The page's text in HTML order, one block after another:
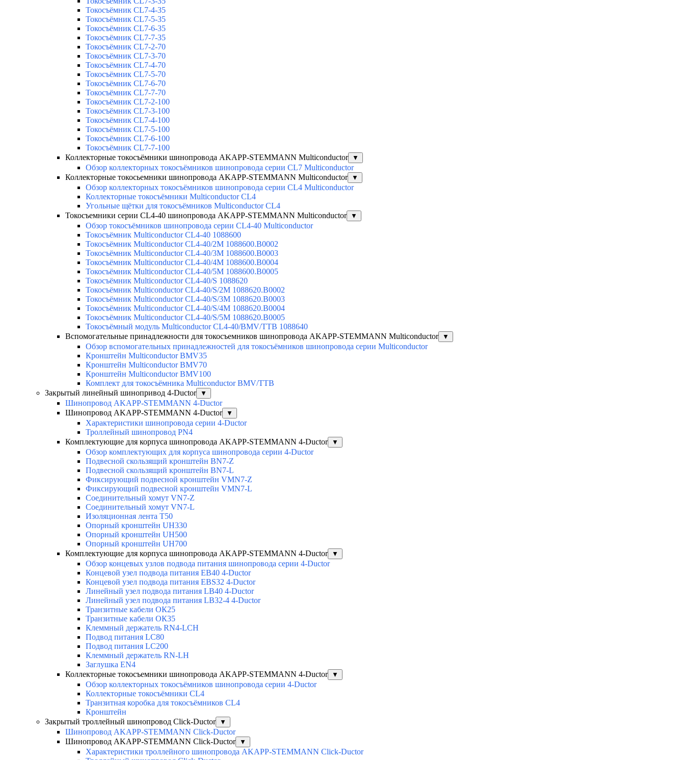
Токосъёмник CL7-4-35
Токосъёмник CL7-5-35
Токосъёмник CL7-6-35
Токосъёмник CL7-7-35
Токосъёмник CL7-2-70
Токосъёмник CL7-3-70
Токосъёмник CL7-4-70
Токосъёмник CL7-5-70
Токосъёмник CL7-6-70
Токосъёмник CL7-7-70
Токосъёмник CL7-2-100
Токосъёмник CL7-3-100
Токосъёмник CL7-4-100
Токосъёмник CL7-5-100
Токосъёмник CL7-6-100
Токосъёмник CL7-7-100
Коллекторные токосъёмники шинопровода AKAPP-STEMMANN Multiconductor
▼
Обзор коллекторных токосъёмников шинопровода серии CL7 Multiconductor
Коллекторные токосьемники шинопровода AKAPP-STEMMANN Multiconductor
▼
Обзор коллекторных токосъёмников шинопровода серии CL4 Multiconductor
Коллекторные токосъёмники Multiconductor CL4
Угольные щётки для токосъёмников Multiconductor CL4
Токосъемники серии CL4-40 шинопровода AKAPP-STEMMANN Multiconductor
▼
Обзор токосъёмников шинопровода серии CL4-40 Multiconductor
Токосъёмник Multiconductor CL4-40 1088600
Токосъёмник Multiconductor CL4-40/2M 1088600.B0002
Токосъёмник Multiconductor CL4-40/3M 1088600.B0003
Токосъёмник Multiconductor CL4-40/4M 1088600.B0004
Токосъёмник Multiconductor CL4-40/5M 1088600.B0005
Токосъёмник Multiconductor CL4-40/S 1088620
Токосъёмник Multiconductor CL4-40/S/2M 1088620.B0002
Токосъёмник Multiconductor CL4-40/S/3M 1088620.B0003
Токосъёмник Multiconductor CL4-40/S/4M 1088620.B0004
Токосъёмник Multiconductor CL4-40/S/5M 1088620.B0005
Токосъёмный модуль Multiconductor CL4-40/BMV/TTB 1088640
Вспомогательные принадлежности для токосъемников шинопровода AKAPP-STEMMANN Multiconductor
▼
Обзор вспомогательных принадлежностей для токосъёмников шинопровода серии Multiconductor
Кронштейн Multiconductor BMV35
Кронштейн Multiconductor BMV70
Кронштейн Multiconductor BMV100
Комплект для токосъёмника Multiconductor BMV/TTB
Закрытый линейный шинопривод 4-Ductor
▼
Шинопровод AKAPP-STEMMANN 4-Ductor
Шинопровод AKAPP-STEMMANN 4-Ductor
▼
Характеристики шинопровода серии 4-Ductor
Троллейный шинопровод PN4
Комплектующие для корпуса шинопровода AKAPP-STEMMANN 4-Ductor
▼
Обзор комплектующих для корпуса шинопровода серии 4-Ductor
Подвесной скользящий кронштейн BN7-Z
Подвесной скользящий кронштейн BN7-L
Фиксирующий подвесной кронштейн VMN7-Z
Фиксирующий подвесной кронштейн VMN7-L
Соединительный хомут VN7-Z
Соединительный хомут VN7-L
Изоляционная лента T50
Опорный кронштейн UH330
Опорный кронштейн UH500
Опорный кронштейн UH700
Комплектующие для корпуса шинопровода AKAPP-STEMMANN 4-Ductor
▼
Обзор концевых узлов подвода питания шинопровода серии 4-Ductor
Концевой узел подвода питания EB40 4-Ductor
Концевой узел подвода питания EBS32 4-Ductor
Линейный узел подвода питания LB40 4-Ductor
Линейный узел подвода питания LB32-4 4-Ductor
Транзитные кабели ОК25
Транзитные кабели ОК35
Клеммный держатель RN4-LCH
Подвод питания LC80
Подвод питания LC200
Клеммный держатель RN-LH
Заглушка EN4
Коллекторные токосъемники шинопровода AKAPP-STEMMANN 4-Ductor
▼
Обзор коллекторных токосъёмников шинопровода серии 4-Ductor
Коллекторные токосъёмники CL4
Транзитная коробка для токосъёмников CL4
Кронштейн
Закрытый троллейный шинопровод Click-Ductor
▼
Шинопровод AKAPP-STEMMANN Click-Ductor
Шинопровод AKAPP-STEMMANN Click-Ductor
▼
Характеристики троллейного шинопровода AKAPP-STEMMANN Click-Ductor